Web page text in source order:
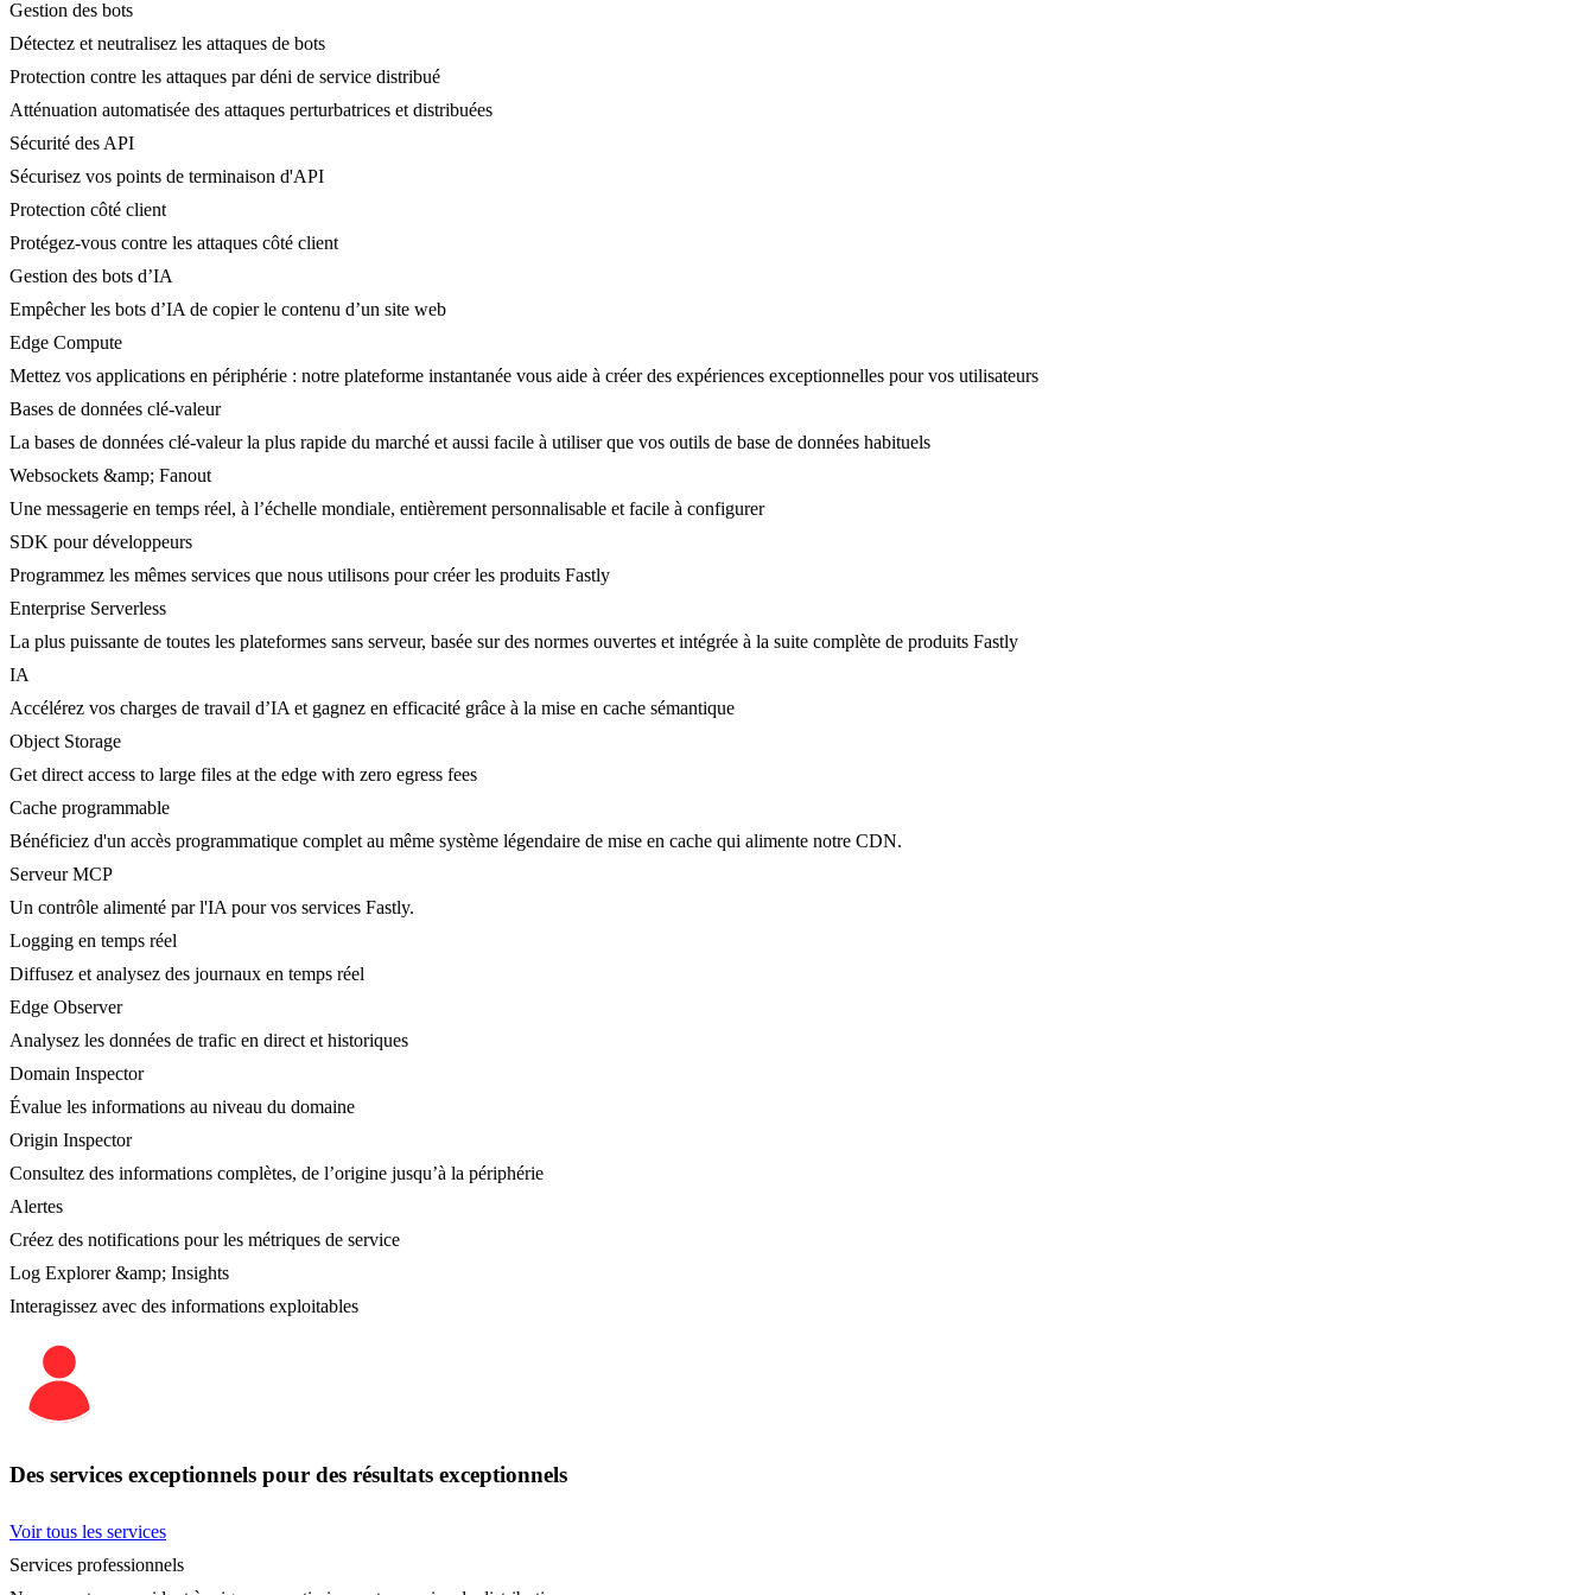
Gestion des bots
Détectez et neutralisez les attaques de bots
Protection contre les attaques par déni de service distribué
Atténuation automatisée des attaques perturbatrices et distribuées
Sécurité des API
Sécurisez vos points de terminaison d'API
Protection côté client
Protégez-vous contre les attaques côté client
Gestion des bots d’IA
Empêcher les bots d’IA de copier le contenu d’un site web
Edge Compute
Mettez vos applications en périphérie : notre plateforme instantanée vous aide à créer des expériences exceptionnelles pour vos utilisateurs
Bases de données clé-valeur
La bases de données clé-valeur la plus rapide du marché et aussi facile à utiliser que vos outils de base de données habituels
Websockets &amp; Fanout
Une messagerie en temps réel, à l’échelle mondiale, entièrement personnalisable et facile à configurer
SDK pour développeurs
Programmez les mêmes services que nous utilisons pour créer les produits Fastly
Enterprise Serverless
La plus puissante de toutes les plateformes sans serveur, basée sur des normes ouvertes et intégrée à la suite complète de produits Fastly
IA
Accélérez vos charges de travail d’IA et gagnez en efficacité grâce à la mise en cache sémantique
Object Storage
Get direct access to large files at the edge with zero egress fees
Cache programmable
Bénéficiez d'un accès programmatique complet au même système légendaire de mise en cache qui alimente notre CDN.
Serveur MCP
Un contrôle alimenté par l'IA pour vos services Fastly.
Logging en temps réel
Diffusez et analysez des journaux en temps réel
Edge Observer
Analysez les données de trafic en direct et historiques
Domain Inspector
Évalue les informations au niveau du domaine
Origin Inspector
Consultez des informations complètes, de l’origine jusqu’à la périphérie
Alertes
Créez des notifications pour les métriques de service
Log Explorer &amp; Insights
Interagissez avec des informations exploitables
Des services exceptionnels pour des résultats exceptionnels
Voir tous les services
Services professionnels